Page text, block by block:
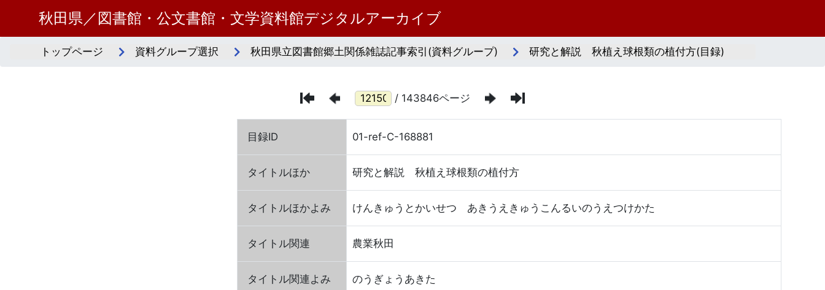
秋田県／図書館・公文書館・文学資料館デジタルアーカイブ
トップページ 資料グループ選択 秋田県立図書館郷土関係雑誌記事索引(資料グループ) 研究と解説 秋植え球根類の植付方(目録)
/ 143846ページ
目録ID 01-ref-C-168881
タイトルほか 研究と解説 秋植え球根類の植付方
タイトルほかよみ けんきゅうとかいせつ あきうえきゅうこんるいのうえつけかた
タイトル関連 農業秋田
タイトル関連よみ のうぎょうあきた